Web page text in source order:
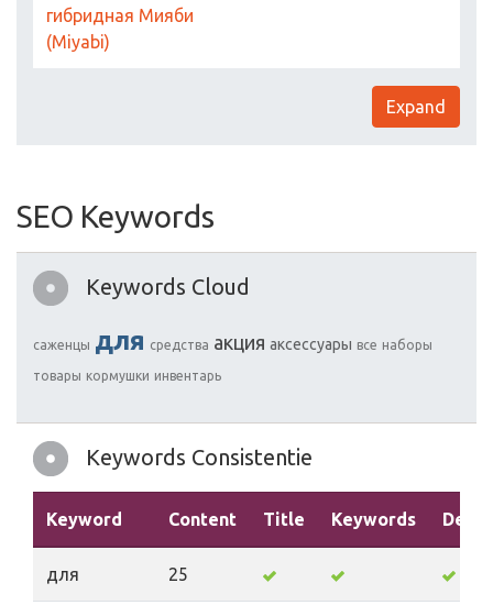
гибридная Мияби
(Miyabi)
Expand
SEO Keywords
Keywords Cloud
саженцы для средства акция аксессуары все наборы
товары кормушки инвентарь
Keywords Consistentie
Keyword Content Title Keywords
для 25